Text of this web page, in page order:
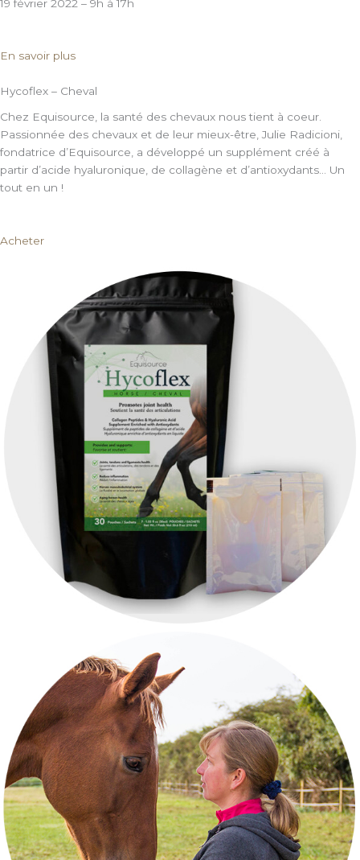
19 février 2022 – 9h à 17h
En savoir plus
Hycoflex – Cheval
Chez Equisource, la santé des chevaux nous tient à coeur.
Passionnée des chevaux et de leur mieux-être, Julie Radicioni,
fondatrice d’Equisource, a développé un supplément créé à
partir d’acide hyaluronique, de collagène et d’antioxydants… Un
tout en un !
Acheter